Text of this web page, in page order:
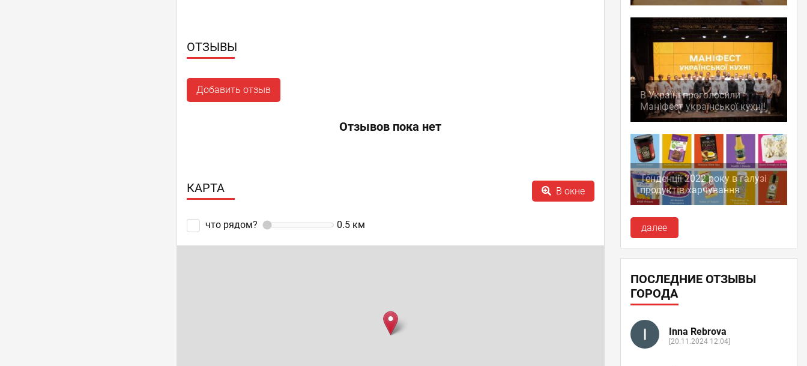
ОТЗЫВЫ
Добавить отзыв
Отзывов пока нет
КАРТА В окне
что рядом? 0.5 км
В Україні проголосили
Маніфест української кухні!
Тенденції 2022 року в галузі
продуктів харчування
далее
ПОСЛЕДНИЕ ОТЗЫВЫ
ГОРОДА
Inna Rebrova
[20.11.2024 12:04]